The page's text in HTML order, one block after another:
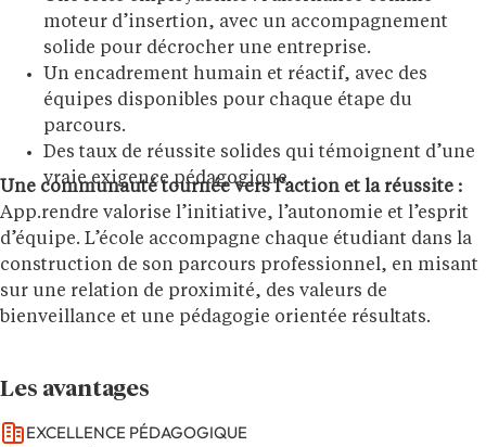
moteur d’insertion, avec un accompagnement
solide pour décrocher une entreprise.
Un encadrement humain et réactif, avec des
équipes disponibles pour chaque étape du
parcours.
Des taux de réussite solides qui témoignent d’une
vraie exigence pédagogique.
Une communauté tournée vers l’action et la réussite :
App.rendre valorise l’initiative, l’autonomie et l’esprit
d’équipe. L’école accompagne chaque étudiant dans la
construction de son parcours professionnel, en misant
sur une relation de proximité, des valeurs de
bienveillance et une pédagogie orientée résultats.
Les avantages
EXCELLENCE PÉDAGOGIQUE